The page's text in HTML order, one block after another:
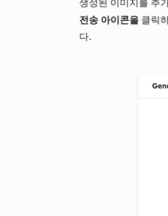
생성된 이미지를 추
전송 아이콘을 클릭
다.